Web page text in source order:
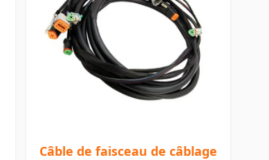
Câble de faisceau de câblage